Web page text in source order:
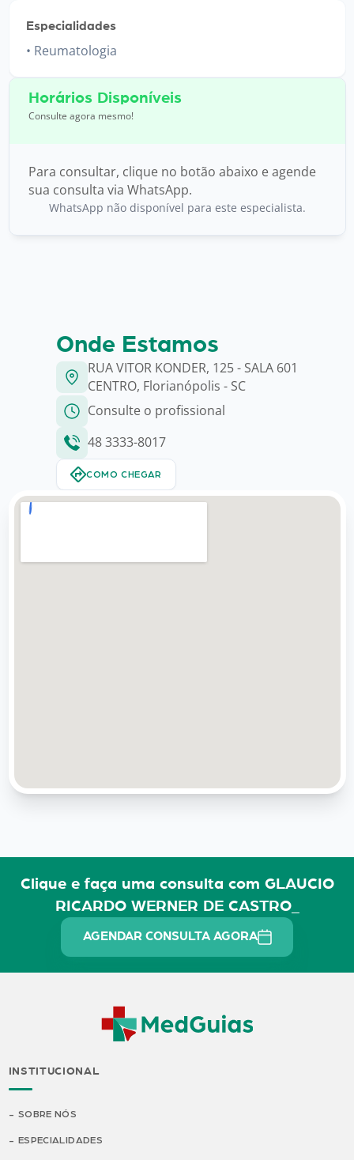
Especialidades
Reumatologia
Horários Disponíveis
Consulte agora mesmo!
Para consultar, clique no botão abaixo e agende
sua consulta via WhatsApp.
WhatsApp não disponível para este especialista.
Onde Estamos
RUA VITOR KONDER, 125 - SALA 601
CENTRO, Florianópolis - SC
Consulte o profissional
48 3333-8017
COMO CHEGAR
Clique e faça uma consulta com GLAUCIO
RICARDO WERNER DE CASTRO_
AGENDAR CONSULTA AGORA
INSTITUCIONAL
SOBRE NÓS
ESPECIALIDADES